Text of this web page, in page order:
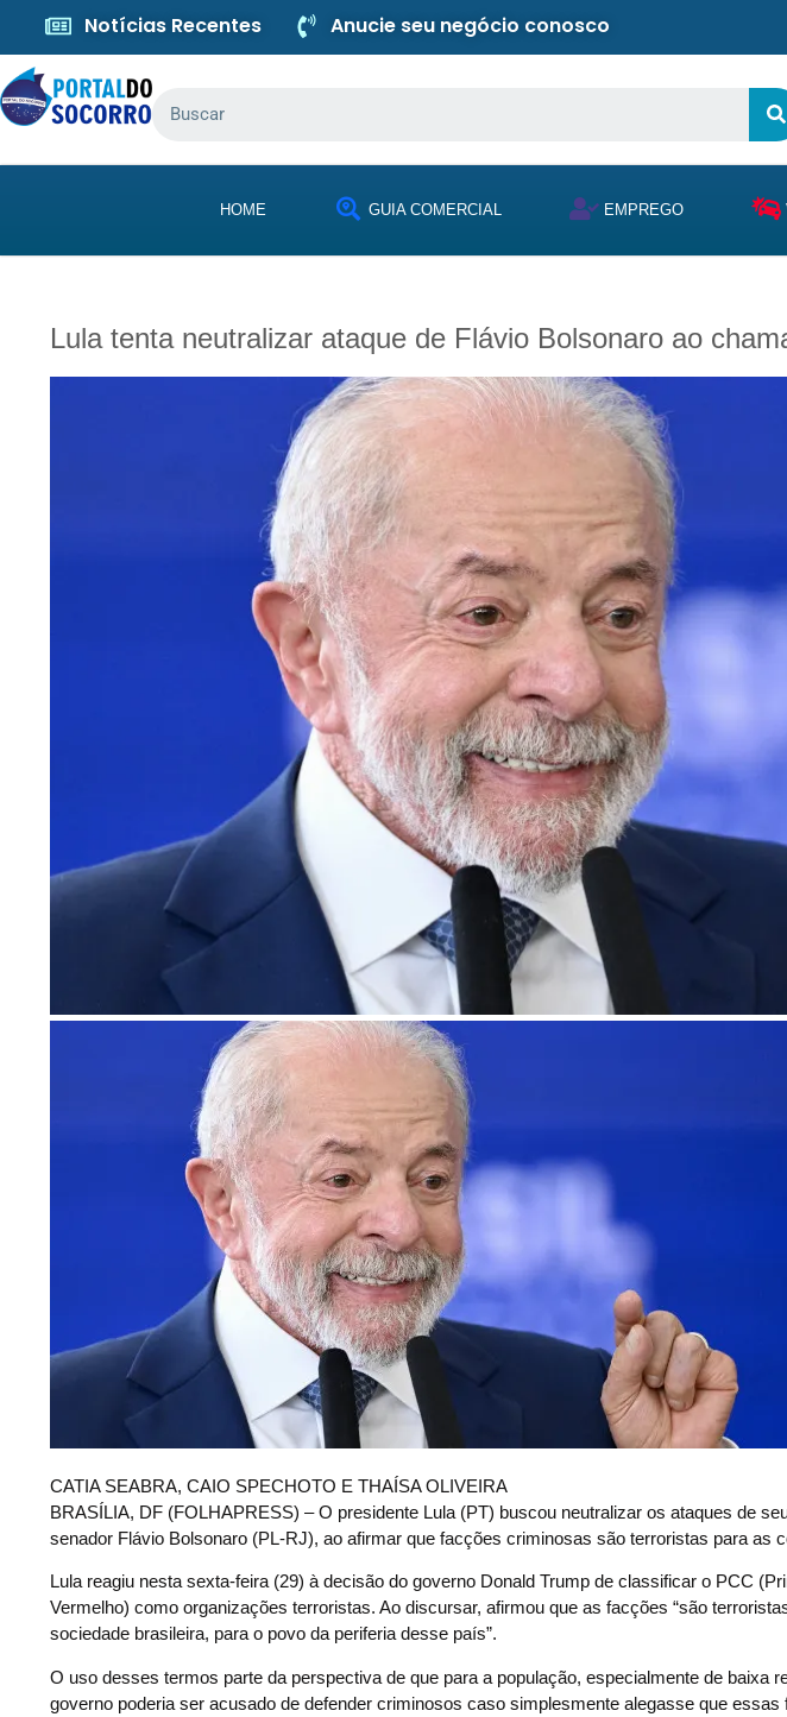
Notícias Recentes Anucie seu negócio conosco
HOME GUIA COMERCIAL EMPREGO
Lula tenta neutralizar ataque de Flávio Bolsonaro ao
CATIA SEABRA, CAIO SPECHOTO E THAÍSA OLIVEIRA
BRASÍLIA, DF (FOLHAPRESS) – O presidente Lula (PT) buscou neutralizar os ataques de
senador Flávio Bolsonaro (PL-RJ), ao afirmar que facções criminosas são terroristas para as
Lula reagiu nesta sexta-feira (29) à decisão do governo Donald Trump de classificar o PCC
Vermelho) como organizações terroristas. Ao discursar, afirmou que as facções “são
sociedade brasileira, para o povo da periferia desse país”.
O uso desses termos parte da perspectiva de que para a população, especialmente de baixa
governo poderia ser acusado de defender criminosos caso simplesmente alegasse que